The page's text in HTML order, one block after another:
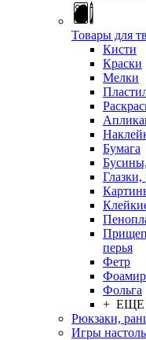
Товары для
Кисти
Краски
Мелки
Бумага
перья
Фетр
Фольга
+ ЕЩЕ
Рюкзаки,
Игры